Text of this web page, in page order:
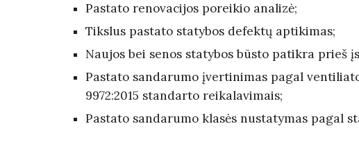
Pastato renovacijos poreikio analizė;
Tikslus pastato statybos defektų aptikimas;
Naujos bei senos statybos būsto patikra prieš
Pastato sandarumo įvertinimas pagal
9972:2015 standarto reikalavimais;
Pastato sandarumo klasės nustatymas pagal